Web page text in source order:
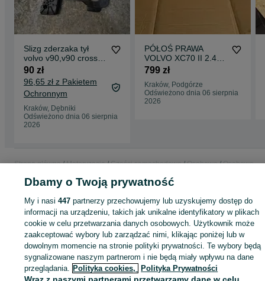
Slizg zderzaka tył
volvo v90,v90 cross
country
90 zł
96,65 zł z Pakietem
Ochronnym
Kraków, Dębniki
Odświeżono dnia 06 sierpnia
2026
PÓŁOŚ PRAWA
VOLVO XC70 II 2.4
D5 AWD Manual
31367,550
799 zł
Kraków, Podgórze
Odświeżono dnia 06 sierpnia
2026
Strona główna Motoryzacja Części samochodowe Osobowe
Osobowe -
KATEGORIA
ID:1043911488 Wyświetlenia:
Zadzwoń / SMS Wyślij wiadomość
Dbamy o Twoją prywatność
My i nasi447 partnerzy przechowujemy lub uzyskujemy dostęp do
informacji na urządzeniu, takich jak unikalne identyfikatory w plikach
cookie w celu przetwarzania danych osobowych. Użytkownik może
zaakceptować wybory lub zarządzać nimi, klikając poniżej lub w
dowolnym momencie na stronie polityki prywatności. Te wybory będą
sygnalizowane naszym partnerom i nie będą miały wpływu na dane
przeglądania. Polityka cookies, Polityka Prywatności